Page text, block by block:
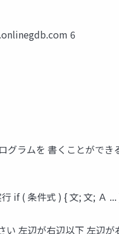
6
ラムを 書くことができ
if ( 条件式 ) { 文; 文; Ａ
左辺が右辺以下 左辺